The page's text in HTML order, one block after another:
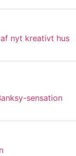
nyt kreativt hus
sensation